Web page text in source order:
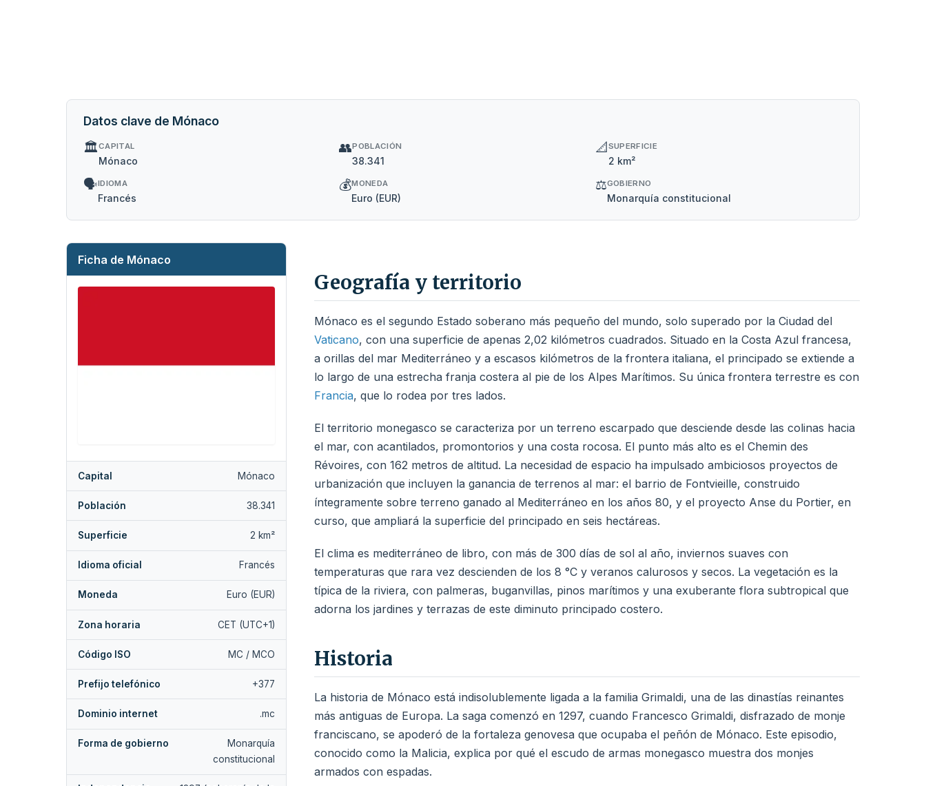
Datos clave de Mónaco
🏛️CAPITAL
Mónaco
👥POBLACIÓN
38.341
📐SUPERFICIE
2 km²
🗣️IDIOMA
Francés
💰MONEDA
Euro (EUR)
⚖️GOBIERNO
Monarquía constitucional
Ficha de Mónaco
Capital Mónaco
Población 38.341
Superficie 2 km²
Idioma oficial Francés
Moneda Euro (EUR)
Zona horaria CET (UTC+1)
Código ISO MC / MCO
Prefijo telefónico +377
Dominio internet .mc
Forma de gobierno
Monarquía
constitucional
Geografía y territorio
Mónaco es el segundo Estado soberano más pequeño del mundo, solo superado por la Ciudad del
Vaticano, con una superficie de apenas 2,02 kilómetros cuadrados. Situado en la Costa Azul francesa,
a orillas del mar Mediterráneo y a escasos kilómetros de la frontera italiana, el principado se extiende a
lo largo de una estrecha franja costera al pie de los Alpes Marítimos. Su única frontera terrestre es con
Francia, que lo rodea por tres lados.
El territorio monegasco se caracteriza por un terreno escarpado que desciende desde las colinas hacia
el mar, con acantilados, promontorios y una costa rocosa. El punto más alto es el Chemin des
Révoires, con 162 metros de altitud. La necesidad de espacio ha impulsado ambiciosos proyectos de
urbanización que incluyen la ganancia de terrenos al mar: el barrio de Fontvieille, construido
íntegramente sobre terreno ganado al Mediterráneo en los años 80, y el proyecto Anse du Portier, en
curso, que ampliará la superficie del principado en seis hectáreas.
El clima es mediterráneo de libro, con más de 300 días de sol al año, inviernos suaves con
temperaturas que rara vez descienden de los 8 °C y veranos calurosos y secos. La vegetación es la
típica de la riviera, con palmeras, buganvillas, pinos marítimos y una exuberante flora subtropical que
adorna los jardines y terrazas de este diminuto principado costero.
Historia
La historia de Mónaco está indisolublemente ligada a la familia Grimaldi, una de las dinastías reinantes
más antiguas de Europa. La saga comenzó en 1297, cuando Francesco Grimaldi, disfrazado de monje
franciscano, se apoderó de la fortaleza genovesa que ocupaba el peñón de Mónaco. Este episodio,
conocido como la Malicia, explica por qué el escudo de armas monegasco muestra dos monjes
armados con espadas.